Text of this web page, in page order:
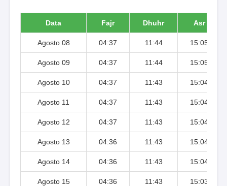
Data Fajr Dhuhr Asr
Agosto 08 04:37 11:44 15:05
Agosto 09 04:37 11:44 15:05
Agosto 10 04:37 11:43 15:04
Agosto 11 04:37 11:43 15:04
Agosto 12 04:37 11:43 15:04
Agosto 13 04:36 11:43 15:04
Agosto 14 04:36 11:43 15:04
Agosto 15 04:36 11:43 15:03